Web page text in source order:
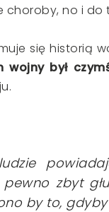
choroby, no i
się historią
był
zbyt
by to, gdyby